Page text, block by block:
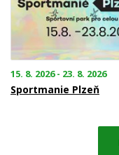
15. 8. 2026 - 23. 8. 2026
Sportmanie Plzeň